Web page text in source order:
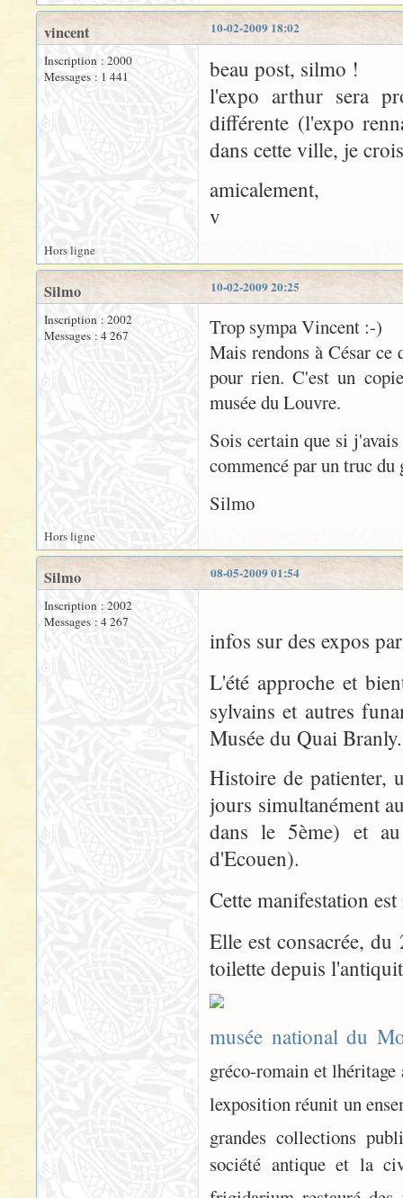
10-02-2009 18:02
vincent
Inscription : 2000
Messages : 1 441
beau post, silmo !
l'expo arthur sera
différente (l'expo
dans cette ville, je
amicalement,
v
Hors ligne
10-02-2009 20:25
Silmo
Inscription : 2002
Messages : 4 267
Trop sympa Vincent :-)
Mais rendons à César
pour rien. C'est un
musée du Louvre.
Sois certain que si
commencé par un truc
Silmo
Hors ligne
08-05-2009 01:54
Silmo
Inscription : 2002
Messages : 4 267
infos sur des expos
L'été approche et
sylvains et autres
Musée du Quai Branly.
Histoire de patienter,
jours simultanément
dans le 5ème) et au
d'Ecouen).
Cette manifestation
Elle est consacrée,
toilette depuis
musée national du
gréco-romain et
lexposition réunit un
grandes collections
société antique et la